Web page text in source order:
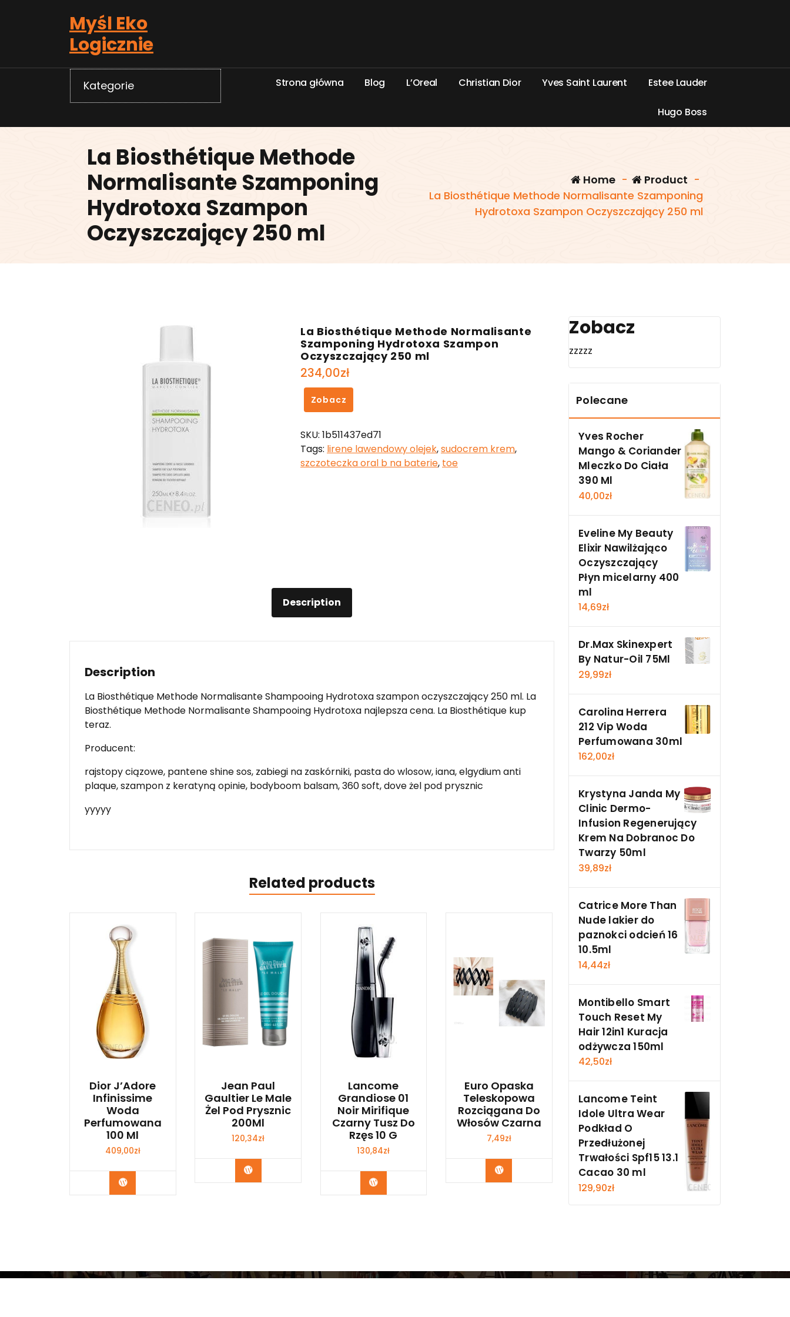
Myśl Eko
Logicznie
Kategorie Strona główna Blog L’Oreal Christian Dior Yves Saint Laurent Estee Lauder
Hugo Boss
La Biosthétique Methode
Normalisante Szamponing
Hydrotoxa Szampon
Oczyszczający 250 ml
Home - Product -
La Biosthétique Methode Normalisante Szamponing
Hydrotoxa Szampon Oczyszczający 250 ml
La Biosthétique Methode Normalisante
Szamponing Hydrotoxa Szampon
Oczyszczający 250 ml
234,00zł
Zobacz
SKU: 1b511437ed71
Tags: lirene lawendowy olejek,sudocrem krem,
szczoteczka oral b na baterie, toe
Description
Description
La Biosthétique Methode Normalisante Shampooing Hydrotoxa szampon oczyszczający 250 ml. La
Biosthétique Methode Normalisante Shampooing Hydrotoxa najlepsza cena. La Biosthétique kup
teraz.
Producent:
rajstopy ciązowe, pantene shine sos, zabiegi na zaskórniki, pasta do wlosow, iana, elgydium anti
plaque, szampon z keratyną opinie, bodyboom balsam, 360 soft, dove żel pod prysznic
yyyyy
Related products
Dior J’Adore
Infinissime
Woda
Perfumowana
100 Ml
409,00zł
Zobacz
Jean Paul
Gaultier Le Male
Żel Pod Prysznic
200Ml
120,34zł
Zobacz
Lancome
Grandiose 01
Noir Mirifique
Czarny Tusz Do
Rzęs 10 G
130,84zł
Zobacz
Euro Opaska
Teleskopowa
Rozciągana Do
Włosów Czarna
7,49zł
Zobacz
Zobacz
zzzzz
Polecane
Yves Rocher
Mango & Coriander
Mleczko Do Ciała
390 Ml
40,00zł
Eveline My Beauty
Elixir Nawilżająco
Oczyszczający
Płyn micelarny 400
ml
14,69zł
Dr.Max Skinexpert
By Natur-Oil 75Ml
29,99zł
Carolina Herrera
212 Vip Woda
Perfumowana 30ml
162,00zł
Krystyna Janda My
Clinic Dermo-
Infusion Regenerujący
Krem Na Dobranoc Do
Twarzy 50ml
39,89zł
Catrice More Than
Nude lakier do
paznokci odcień 16
10.5ml
14,44zł
Montibello Smart
Touch Reset My
Hair 12in1 Kuracja
odżywcza 150ml
42,50zł
Lancome Teint
Idole Ultra Wear
Podkład O
Przedłużonej
Trwałości Spf15 13.1
Cacao 30 ml
129,90zł